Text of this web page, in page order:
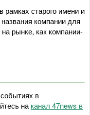
рамках старого имени и
компании для
рынке, как компании-
в
на канал 47news в